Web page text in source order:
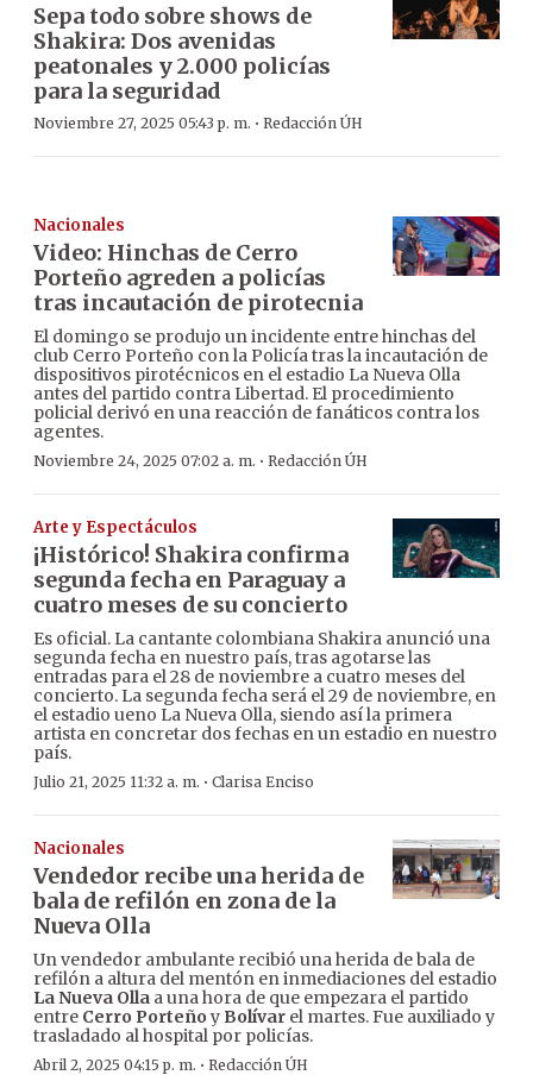
Sepa todo sobre shows de
Shakira: Dos avenidas
peatonales y 2.000 policías
para la seguridad
Noviembre 27, 2025 05:43 p. m. · Redacción ÚH
Nacionales
Video: Hinchas de Cerro
Porteño agreden a policías
tras incautación de pirotecnia
El domingo se produjo un incidente entre hinchas del
club Cerro Porteño con la Policía tras la incautación de
dispositivos pirotécnicos en el estadio La Nueva Olla
antes del partido contra Libertad. El procedimiento
policial derivó en una reacción de fanáticos contra los
agentes.
Noviembre 24, 2025 07:02 a. m. · Redacción ÚH
Arte y Espectáculos
¡Histórico! Shakira confirma
segunda fecha en Paraguay a
cuatro meses de su concierto
Es oficial. La cantante colombiana Shakira anunció una
segunda fecha en nuestro país, tras agotarse las
entradas para el 28 de noviembre a cuatro meses del
concierto. La segunda fecha será el 29 de noviembre, en
el estadio ueno La Nueva Olla, siendo así la primera
artista en concretar dos fechas en un estadio en nuestro
país.
Julio 21, 2025 11:32 a. m. · Clarisa Enciso
Nacionales
Vendedor recibe una herida de
bala de refilón en zona de la
Nueva Olla
Un vendedor ambulante recibió una herida de bala de
refilón a altura del mentón en inmediaciones del estadio
La Nueva Olla a una hora de que empezara el partido
entre Cerro Porteño y Bolívar el martes. Fue auxiliado y
trasladado al hospital por policías.
Abril 2, 2025 04:15 p. m. · Redacción ÚH